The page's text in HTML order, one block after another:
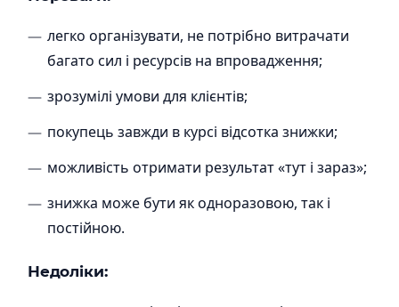
легко організувати, не потрібно витрачати
багато сил і ресурсів на впровадження;
зрозумілі умови для клієнтів;
покупець завжди в курсі відсотка знижки;
можливість отримати результат «тут і зараз»;
знижка може бути як одноразовою, так і
постійною.
Недоліки: